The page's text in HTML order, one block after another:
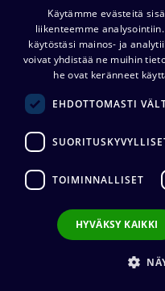
MuxLab
Video
932,40
Käytämme evästeitä
liikenteemme
käytöstäsi mainos- ja
voivat yhdistää ne muihin
he ovat keränneet
EHDOTTOMASTI
TOIMINNALLISET
HYVÄKSY KAIKKI